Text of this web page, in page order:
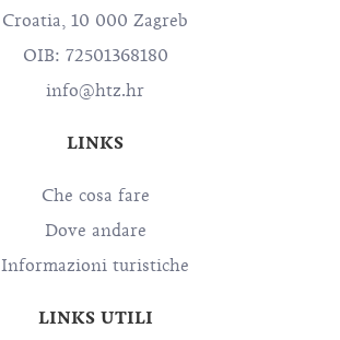
Croatia, 10 000 Zagreb
OIB: 72501368180
info@htz.hr
LINKS
Che cosa fare
Dove andare
Informazioni turistiche
LINKS UTILI